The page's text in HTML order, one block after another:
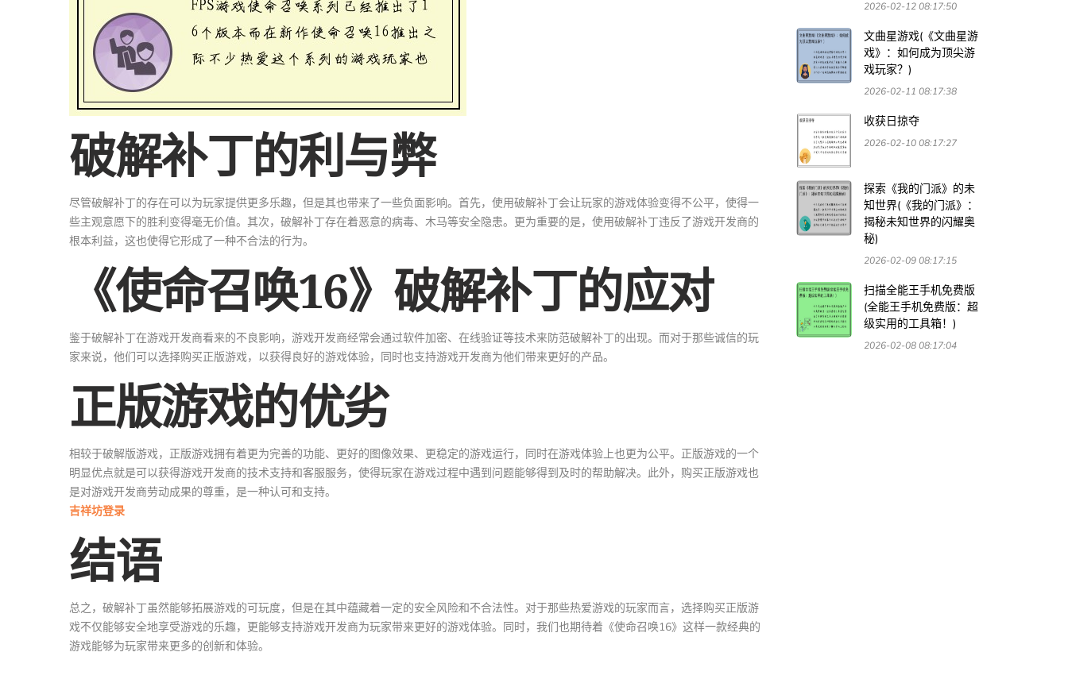
破解补丁的利与弊
尽管破解补丁的存在可以为玩家提供更多乐趣，但是其也带来了一些负面影响。首先，使用破解补丁会让玩家的游戏体验变得不公平，使得一
些主观意愿下的胜利变得毫无价值。其次，破解补丁存在着恶意的病毒、木马等安全隐患。更为重要的是，使用破解补丁违反了游戏开发商的
根本利益，这也使得它形成了一种不合法的行为。
《使命召唤16》破解补丁的应对
鉴于破解补丁在游戏开发商看来的不良影响，游戏开发商经常会通过软件加密、在线验证等技术来防范破解补丁的出现。而对于那些诚信的玩
家来说，他们可以选择购买正版游戏，以获得良好的游戏体验，同时也支持游戏开发商为他们带来更好的产品。
正版游戏的优劣
相较于破解版游戏，正版游戏拥有着更为完善的功能、更好的图像效果、更稳定的游戏运行，同时在游戏体验上也更为公平。正版游戏的一个
明显优点就是可以获得游戏开发商的技术支持和客服服务，使得玩家在游戏过程中遇到问题能够得到及时的帮助解决。此外，购买正版游戏也
是对游戏开发商劳动成果的尊重，是一种认可和支持。
吉祥坊登录
结语
总之，破解补丁虽然能够拓展游戏的可玩度，但是在其中蕴藏着一定的安全风险和不合法性。对于那些热爱游戏的玩家而言，选择购买正版游
戏不仅能够安全地享受游戏的乐趣，更能够支持游戏开发商为玩家带来更好的游戏体验。同时，我们也期待着《使命召唤16》这样一款经典的
游戏能够为玩家带来更多的创新和体验。
2026-02-12 08:17:50
文曲星游戏(《文曲星游
戏》：如何成为顶尖游
戏玩家？)
2026-02-11 08:17:38
收获日掠夺
2026-02-10 08:17:27
探索《我的门派》的未
知世界(《我的门派》：
揭秘未知世界的闪耀奥
秘)
2026-02-09 08:17:15
扫描全能王手机免费版
(全能王手机免费版：超
级实用的工具箱！)
2026-02-08 08:17:04